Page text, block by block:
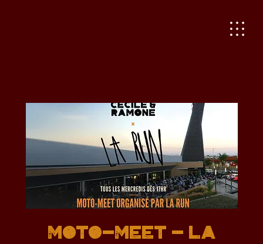
MOTO-MEET - LA